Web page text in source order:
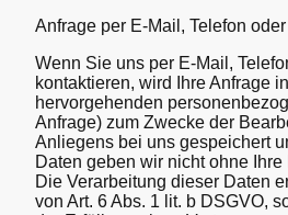
Anfrage per E-Mail, Telefon
Wenn Sie uns per E-Mail,
kontaktieren, wird Ihre Anfrage
hervorgehenden
Anfrage) zum Zwecke der
Anliegens bei uns gespeichert
Daten geben wir nicht ohne
Die Verarbeitung dieser Daten
von Art. 6 Abs. 1 lit. b DSGVO,